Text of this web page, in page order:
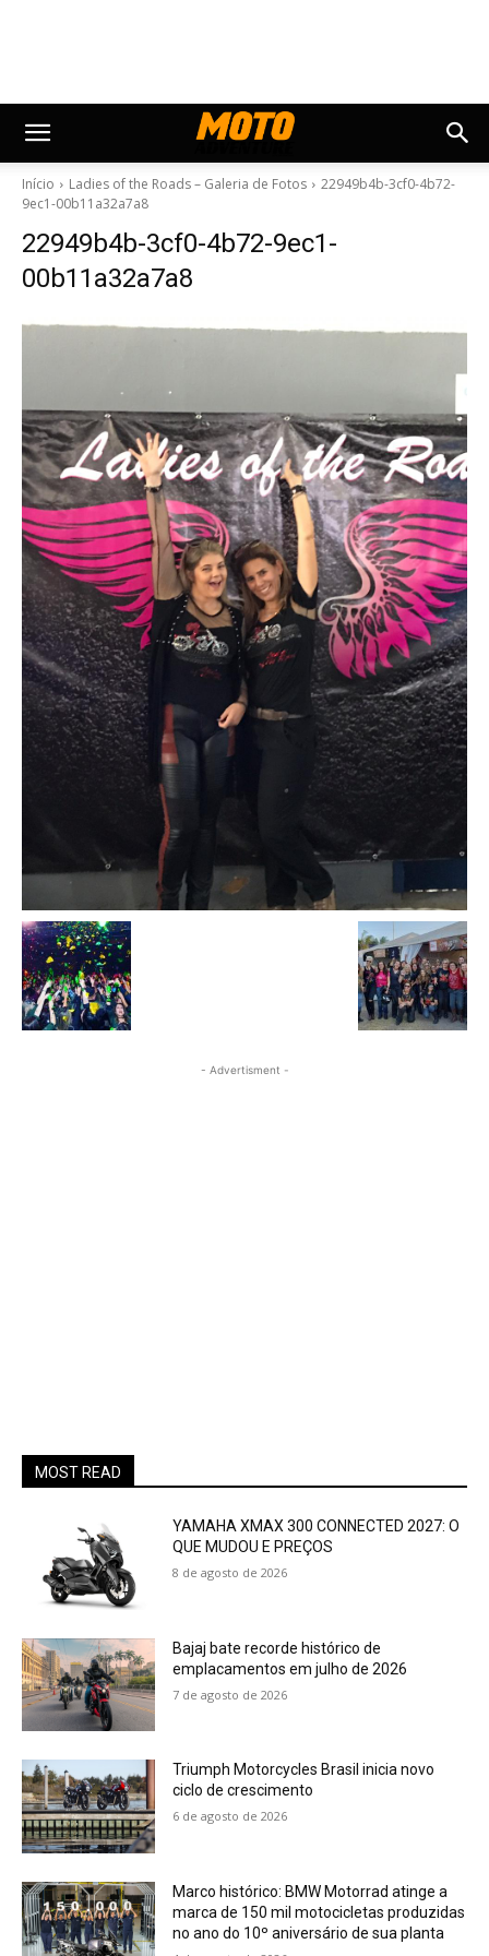
Início Ladies of the Roads – Galeria de Fotos
22949b4b-3cf0-4b72-
9ec1-00b11a32a7a8
22949b4b-3cf0-4b72-9ec1-
00b11a32a7a8
- Advertisment -
MOST READ
YAMAHA XMAX 300 CONNECTED 2027: O
QUE MUDOU E PREÇOS
8 de agosto de 2026
Bajaj bate recorde histórico de
emplacamentos em julho de 2026
7 de agosto de 2026
Triumph Motorcycles Brasil inicia novo
ciclo de crescimento
6 de agosto de 2026
Marco histórico: BMW Motorrad atinge a
marca de 150 mil motocicletas produzidas
no ano do 10º aniversário de sua planta